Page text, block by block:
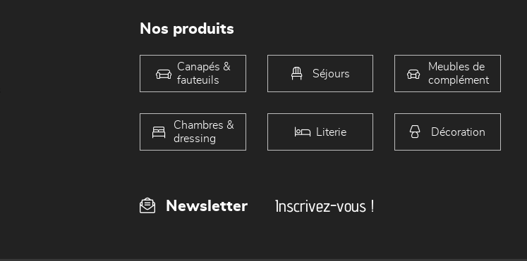
Nos produits
Canapés &
fauteuils
Séjours
Meubles de
complément
Chambres &
dressing
Literie Décoration
Newsletter Inscrivez-vous !